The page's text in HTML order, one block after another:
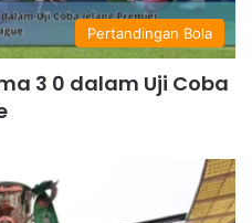
Pertandingan Bola
3 0 dalam Uji Coba